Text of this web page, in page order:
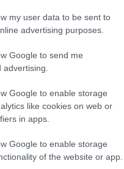
my user data to be sent to
advertising purposes.
Google to send me
Google to enable storage
like cookies on web or
in apps.
Google to enable storage
of the website or app.
A nap lányai